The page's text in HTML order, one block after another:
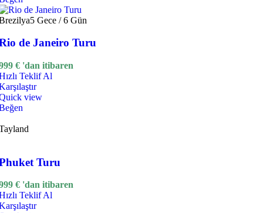
5 Gece / 6 Gün
de Janeiro Turu
€ 'dan itibaren
Teklif Al
view
Turu
€ 'dan itibaren
Teklif Al